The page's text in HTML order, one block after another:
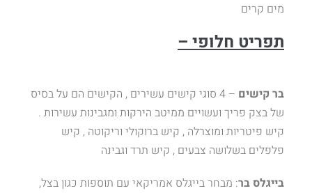
מים קרים
תפריט חלופי –
בר קישים
– 4 סוגי קישים עשירים , הקישים הם על בסיס
של בצק פריך ועשויים ממיטב הירקות ומגבינות עשירות .
קיש פיטריות ומוצרלה , קיש ברוקולי וריקוטה , קיש
פלפלים בשלושה צבעים , קיש תרד וגבינה
בייגלס בר: מבחר בייגלס אמריקאי עם תוספות כגון בצל,